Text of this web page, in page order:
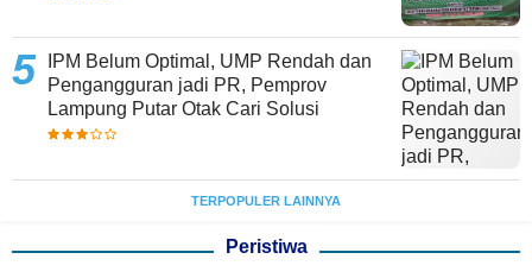
IPM Belum Optimal, UMP Rendah dan
Pengangguran jadi PR, Pemprov
Lampung Putar Otak Cari Solusi
TERPOPULER LAINNYA
Peristiwa